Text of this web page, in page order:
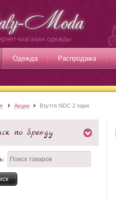
Одежда Распродажа
Акции Взуття NDC 2 пари
по бренду